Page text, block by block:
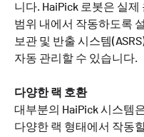
니다. HaiPick 로봇은 실
범위 내에서 작동하도록
보관 및 반출 시스템
자동 관리할 수 있습니다.
다양한 랙 호환
대부분의 HaiPick 시스템
다양한 랙 형태에서 작동